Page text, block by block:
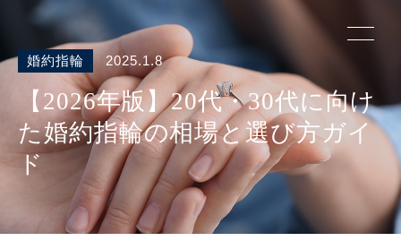
婚約指輪 2025.1.8
【2026年版】20代・30代に向け
た婚約指輪の相場と選び方ガイ
ド